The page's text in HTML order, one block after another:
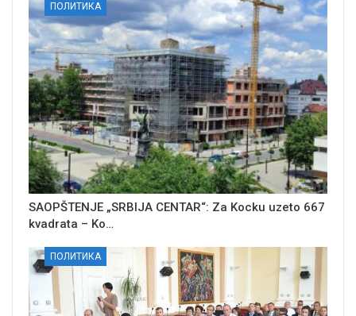
ПОЛИТИКА
SAOPŠTENJE „SRBIJA CENTAR“: Za Kocku uzeto 667
kvadrata – Ko…
ПОЛИТИКА